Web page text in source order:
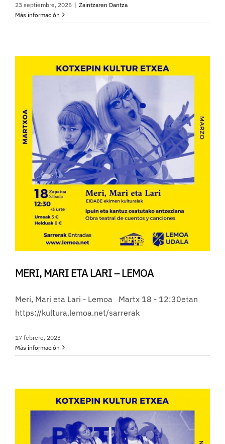
23 septiembre, 2025 | Zaintzaren Dantza
Más información
MERI, MARI ETA LARI – LEMOA
Meri, Mari eta Lari - Lemoa Martx 18 - 12:30etan
https://kultura.lemoa.net/sarrerak
17 febrero, 2023
Más información